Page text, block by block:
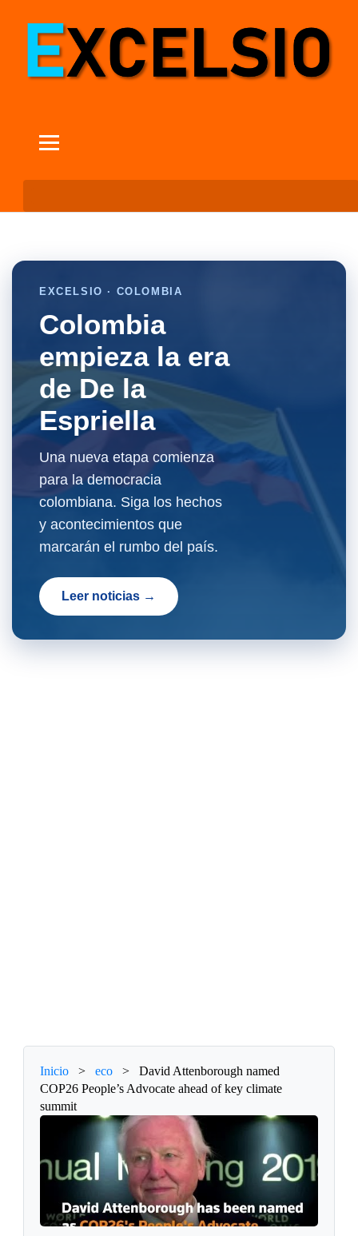
EXCELSIO · COLOMBIA
Colombia
empieza la era
de De la
Espriella
Una nueva etapa comienza
para la democracia
colombiana. Siga los hechos
y acontecimientos que
marcarán el rumbo del país.
Leer noticias →
Inicio > eco >
David Attenborough named
COP26 People’s Advocate ahead of key climate
summit